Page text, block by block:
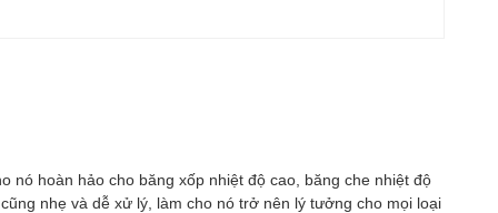
nó hoàn hảo cho băng xốp nhiệt độ cao, băng che nhiệt độ
nhẹ và dễ xử lý, làm cho nó trở nên lý tưởng cho mọi loại